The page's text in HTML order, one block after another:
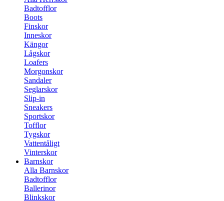
Badtofflor
Boots
Finskor
Inneskor
Kängor
Lågskor
Loafers
Morgonskor
Sandaler
Seglarskor
Slip-in
Sneakers
Sportskor
Tofflor
Tygskor
Vattentåligt
Vinterskor
Barnskor
Alla Barnskor
Badtofflor
Ballerinor
Blinkskor